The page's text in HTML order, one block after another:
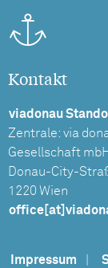
Kontakt
viadonau
Zentrale: via
Gesellschaft mbH
Donau-City-
1220 Wien
Impressum